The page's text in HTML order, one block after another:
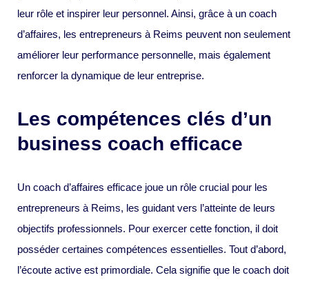
leur rôle et inspirer leur personnel. Ainsi, grâce à un coach
d’affaires, les entrepreneurs à Reims peuvent non seulement
améliorer leur performance personnelle, mais également
renforcer la dynamique de leur entreprise.
Les compétences clés d’un
business coach efficace
Un coach d’affaires efficace joue un rôle crucial pour les
entrepreneurs à Reims, les guidant vers l’atteinte de leurs
objectifs professionnels. Pour exercer cette fonction, il doit
posséder certaines compétences essentielles. Tout d’abord,
l’écoute active est primordiale. Cela signifie que le coach doit